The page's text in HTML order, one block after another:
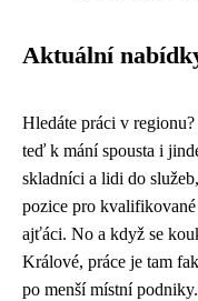
Aktuální
Hledáte práci v
teď k mání spousta i
skladníci a lidi do
pozice pro
ajťáci. No a když se
Králové, práce je tam
po menší místní